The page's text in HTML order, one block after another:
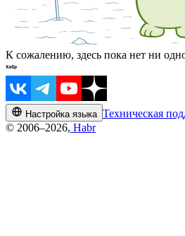
К сожалению, здесь пока нет ни
Настройка языка Техническая
© 2006–2026, Habr